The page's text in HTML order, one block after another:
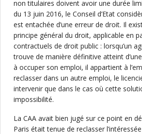
non titulaires doivent avoir une durée
du 13 juin 2016, le Conseil d’Etat
est entachée d’une erreur de droit. Il
principe général du droit, applicable en
contractuels de droit public : lorsqu’un
trouve de manière définitive atteint
à occuper son emploi, il appartient à
reclasser dans un autre emploi, le
intervenir que dans le cas où cette
impossibilité.
La CAA avait bien jugé sur ce point en
Paris était tenue de reclasser